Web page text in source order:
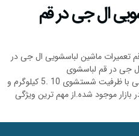
ال جی در قم
تعمیرات ماشین لباسشویی ال جی در
جی در قم لباسشوی
مدلF4J9JSP2T ساخت شرکت ال جی با ظرفیت شستشوی 10 .5 کیلوگرم و
ای در بازار موجود شده.از مهم ترین ویژگی